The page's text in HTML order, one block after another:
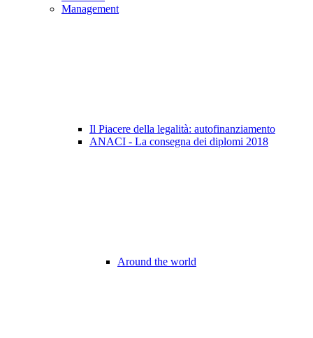
Management
Il Piacere della legalità: autofinanziamento
ANACI - La consegna dei diplomi 2018
Around the world